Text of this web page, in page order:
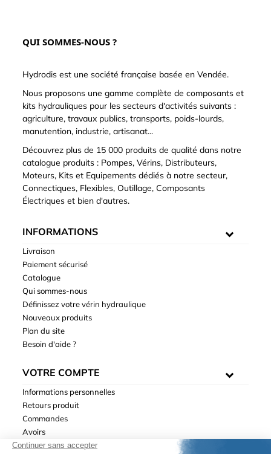
QUI SOMMES-NOUS ?
Hydrodis est une société française basée en Vendée.
Nous proposons une gamme complète de composants et
kits hydrauliques pour les secteurs d'activités suivants :
agriculture, travaux publics, transports, poids-lourds,
manutention, industrie, artisanat...
Découvrez plus de 15 000 produits de qualité dans notre
catalogue produits : Pompes, Vérins, Distributeurs,
Moteurs, Kits et Equipements dédiés à notre secteur,
Connectiques, Flexibles, Outillage, Composants
Électriques et bien d'autres.
INFORMATIONS
Livraison
Paiement sécurisé
Catalogue
Qui sommes-nous
Définissez votre vérin hydraulique
Nouveaux produits
Plan du site
Besoin d'aide ?
VOTRE COMPTE
Informations personnelles
Retours produit
Commandes
Avoirs
Adresses